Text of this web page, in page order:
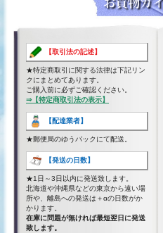
【取引法の記述】
★特定商取引に関する法律は下記リン
クにまとめてあります。
ご購入前に必ずご確認ください。
⇒【特定商取引法の表示】
【配達業者】
★郵便局のゆうパックにて配送。
【発送の日数】
★1日～3日以内に発送致します。
北海道や沖縄県などの東京から遠い場
所や、離島への発送は＋αの日数がか
かります。
在庫に問題が無ければ最短翌日に発送
致します。